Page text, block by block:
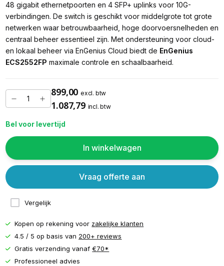
48 gigabit ethernetpoorten en 4 SFP+ uplinks voor 10G-
verbindingen. De switch is geschikt voor middelgrote tot grote
netwerken waar betrouwbaarheid, hoge doorvoersnelheden en
centraal beheer essentieel zijn. Met ondersteuning voor cloud-
en lokaal beheer via EnGenius Cloud biedt de EnGenius
ECS2552FP maximale controle en schaalbaarheid.
899,00 excl. btw
1.087,79 incl. btw
Bel voor levertijd
In winkelwagen
Vergelijk
Vraag offerte aan
Kopen op rekening voor zakelijke klanten
4.5 / 5 op basis van 200+ reviews
Gratis verzending vanaf€70*
Professioneel advies